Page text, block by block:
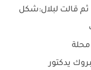
قالت لبلال:شكل
يدكتور